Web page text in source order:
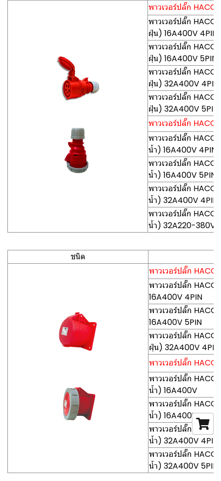
พาวเวอร์ปลั๊ก
พาวเวอร์ปลั๊ก
ฝุ่น) 16A400V 4PIN
พาวเวอร์ปลั๊ก
ฝุ่น) 16A400V 5PIN
พาวเวอร์ปลั๊ก
ฝุ่น) 32A400V 4PIN
พาวเวอร์ปลั๊ก
ฝุ่น) 32A400V 5PIN
พาวเวอร์ปลั๊ก
พาวเวอร์ปลั๊ก
น้ำ) 16A400V 4PIN
พาวเวอร์ปลั๊ก
น้ำ) 16A400V 5PIN
พาวเวอร์ปลั๊ก
น้ำ) 32A400V 4PIN
พาวเวอร์ปลั๊ก
น้ำ) 32A220-380V
ชนิด
พาวเวอร์ปลั๊ก
พาวเวอร์ปลั๊ก
16A400V 4PIN
พาวเวอร์ปลั๊ก
16A400V 5PIN
พาวเวอร์ปลั๊ก
ฝุ่น) 32A400V 4PIN
พาวเวอร์ปลั๊ก
พาวเวอร์ปลั๊ก
น้ำ) 16A400V
พาวเวอร์ปลั๊ก
น้ำ) 16A400V
พาวเวอร์ปลั๊ก
น้ำ) 32A400V 4PIN
พาวเวอร์ปลั๊ก
น้ำ) 32A400V 5PIN